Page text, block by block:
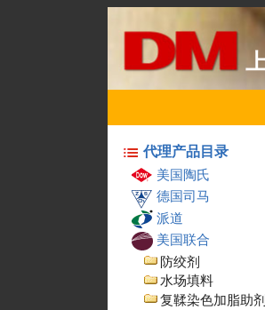
代理产品目录
美国陶氏
德国司马
派道
美国联合
防绞剂
水场填料
复鞣染色加脂助剂